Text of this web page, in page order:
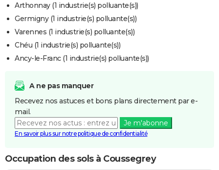
Arthonnay (1 industrie(s) polluante(s))
Germigny (1 industrie(s) polluante(s))
Varennes (1 industrie(s) polluante(s))
Chéu (1 industrie(s) polluante(s))
Ancy-le-Franc (1 industrie(s) polluante(s))
A ne pas manquer
Recevez nos astuces et bons plans directement par e-
mail.
Je m'abonne
En savoir plus sur notre politique de confidentialité
Occupation des sols à Coussegrey